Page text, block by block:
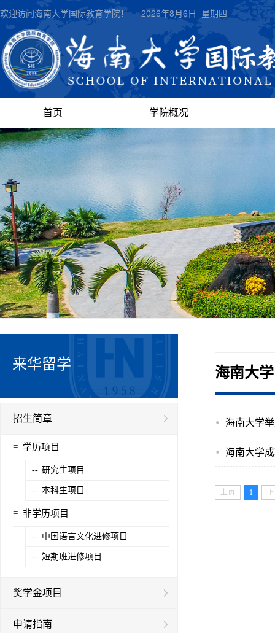
欢迎访问海南大学国际教育学院！ 2026年8月6日 星期四
首页 学院概况
来华留学
招生简章
= 学历项目
-- 研究生项目
-- 本科生项目
= 非学历项目
-- 中国语言文化进修项目
-- 短期班进修项目
奖学金项目
申请指南
海南大
海南大学
海南大学
上页 1